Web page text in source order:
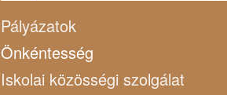
Pályázatok
Önkéntesség
Iskolai közösségi szolgálat